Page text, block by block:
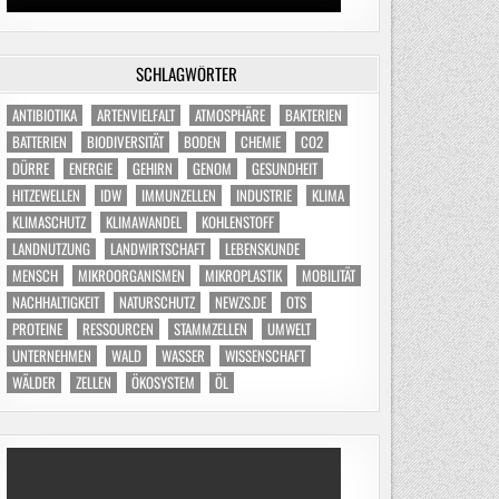
SCHLAGWÖRTER
ANTIBIOTIKA ARTENVIELFALT ATMOSPHÄRE
BAKTERIEN
BATTERIEN
BIODIVERSITÄT BODEN CHEMIE
CO2
DÜRRE
ENERGIE GEHIRN GENOM
GESUNDHEIT
HITZEWELLEN
IDW IMMUNZELLEN INDUSTRIE
KLIMA
KLIMASCHUTZ
KLIMAWANDEL
KOHLENSTOFF
LANDNUTZUNG
LANDWIRTSCHAFT
LEBENSKUNDE
MENSCH
MIKROORGANISMEN MIKROPLASTIK
MOBILITÄT
NACHHALTIGKEIT
NATURSCHUTZ NEWZS.DE
OTS
PROTEINE
RESSOURCEN STAMMZELLEN
UMWELT
UNTERNEHMEN
WALD WASSER
WISSENSCHAFT
WÄLDER
ZELLEN ÖKOSYSTEM ÖL